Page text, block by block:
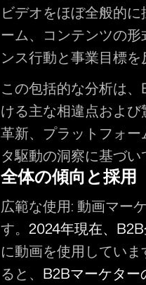
ビデオをほぼ全般的
ーム、コンテンツの
ンス行動と事業目標を
この包括的な分析は
ける主な相違点およ
革新、プラットフォ
タ駆動の洞察に基づい
全体の傾向と採用
広範な使用: 動画マー
す。2024年現在、
に動画を使用してい
ると、 B2Bマーケター